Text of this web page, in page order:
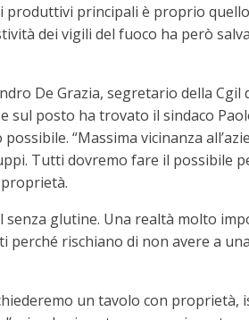
produttivi principali è proprio
dei vigili del fuoco ha però
De Grazia, segretario della
posto ha trovato il sindaco
“Massima vicinanza
Tutti dovremo fare il possibile
senza glutine. Una realtà molto
rischiano di non avere a
un tavolo con